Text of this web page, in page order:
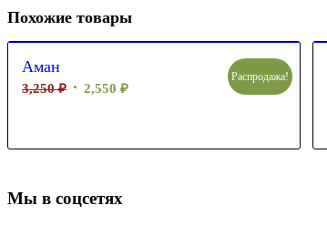
Похожие товары
Аман
3,250₽ 2,550 ₽
Распродажа!
Мы в соцсетях